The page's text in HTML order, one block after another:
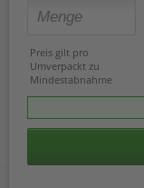
Preis gilt pro
Umverpackt zu
Mindestabnahme